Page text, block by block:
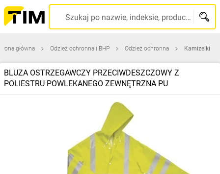
Szukaj po nazwie, indeksie, producencie, kodzie kreskowym...
główna Odzież ochronna i BHP Odzież ochronna Kamizelki
BLUZA OSTRZEGAWCZY PRZECIWDESZCZOWY Z
POLIESTRU POWLEKANEGO ZEWNĘTRZNA PU